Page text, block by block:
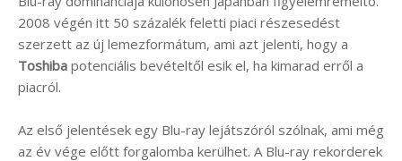
2008 végén itt 50 százalék feletti piaci részesedést
szerzett az új lemezformátum, ami azt jelenti, hogy a
Toshiba potenciális bevételtől esik el, ha kimarad erről a
piacról.
Az első jelentések egy Blu-ray lejátszóról szólnak, ami még
az év vége előtt forgalomba kerülhet. A Blu-ray rekorderek